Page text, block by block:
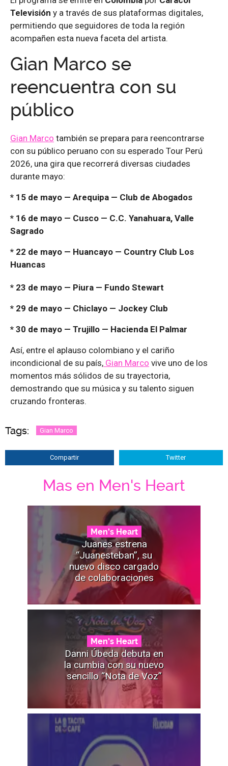
Televisión y a través de sus plataformas digitales,
permitiendo que seguidores de toda la región
acompañen esta nueva faceta del artista.
Gian Marco se
reencuentra con su
público
Gian Marco también se prepara para reencontrarse
con su público peruano con su esperado Tour Perú
2026, una gira que recorrerá diversas ciudades
durante mayo:
* 15 de mayo — Arequipa — Club de Abogados
* 16 de mayo — Cusco — C.C. Yanahuara, Valle
Sagrado
* 22 de mayo — Huancayo — Country Club Los
Huancas
* 23 de mayo — Piura — Fundo Stewart
* 29 de mayo — Chiclayo — Jockey Club
* 30 de mayo — Trujillo — Hacienda El Palmar
Así, entre el aplauso colombiano y el cariño
incondicional de su país, Gian Marco vive uno de los
momentos más sólidos de su trayectoria,
demostrando que su música y su talento siguen
cruzando fronteras.
Tags: Gian Marco
Compartir Twitter
Mas en Men's Heart
Men's Heart
Juanes estrena
“Juanesteban”, su
nuevo disco cargado
de colaboraciones
Men's Heart
Danni Úbeda debuta en
la cumbia con su nuevo
sencillo “Nota de Voz”